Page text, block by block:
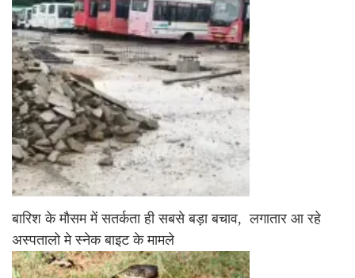
बारिश के मौसम में सतर्कता ही सबसे बड़ा बचाव, लगातार आ रहे
अस्पतालो मे स्नेक बाइट के मामले